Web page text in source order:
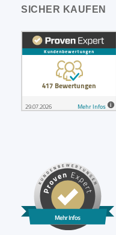
SICHER KAUFEN
Mehr Infos